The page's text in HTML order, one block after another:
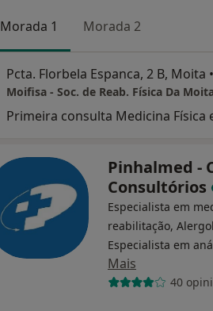
Morada 1 Morada 2
Pcta. Florbela Espanca, 2 B, Moita •
Moifisa - Soc. de Reab. Física Da
Pinhalmed -
Consultórios
Especialista em
reabilitação,
Especialista em
Mais
40